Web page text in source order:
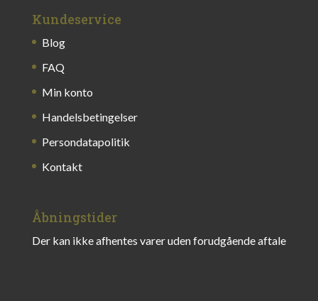
Kundeservice
Blog
FAQ
Min konto
Handelsbetingelser
Persondatapolitik
Kontakt
Åbningstider
Der kan ikke afhentes varer uden forudgående aftale